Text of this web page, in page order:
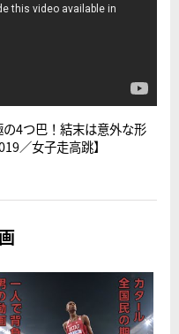
の4つ巴！結末は意外な形
／女子走高跳】